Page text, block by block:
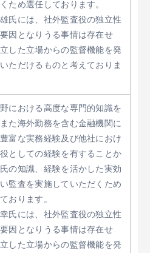
ため選任しております。
氏には、社外監査役の独立性
因となりうる事情は存在せ
した立場からの監督機能を発
ただけるものと考えておりま
における高度な専門的知識を
た海外勤務を含む金融機関に
富な実務経験及び他社におけ
としての経験を有することか
の知識、経験を活かした実効
監査を実施していただくため
おります。
氏には、社外監査役の独立性
因となりうる事情は存在せ
した立場からの監督機能を発